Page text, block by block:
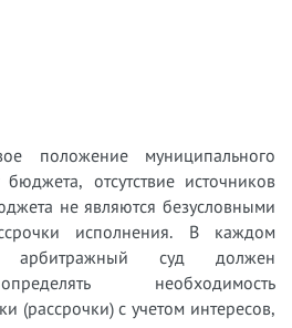
положение муниципального
отсутствие источников
не являются безусловными
исполнения. В каждом
арбитражный суд должен
необходимость
(рассрочки) с учетом интересов,